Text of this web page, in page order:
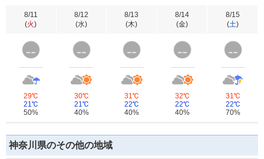
8/11
(火)
29℃
21℃
50%
8/12
(水)
30℃
21℃
40%
8/13
(木)
31℃
22℃
40%
8/14
(金)
32℃
22℃
40%
8/15
(土)
31℃
22℃
70%
神奈川県のその他の地域